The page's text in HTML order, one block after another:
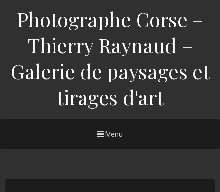
Photographe Corse –
Thierry Raynaud –
Galerie de paysages et
tirages d'art
Menu